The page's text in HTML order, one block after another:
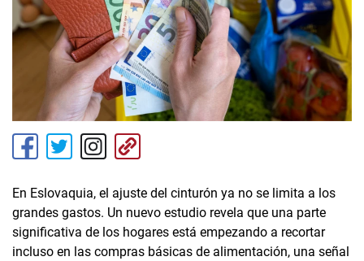
En Eslovaquia, el ajuste del cinturón ya no se limita a los
grandes gastos. Un nuevo estudio revela que una parte
significativa de los hogares está empezando a recortar
incluso en las compras básicas de alimentación, una señal